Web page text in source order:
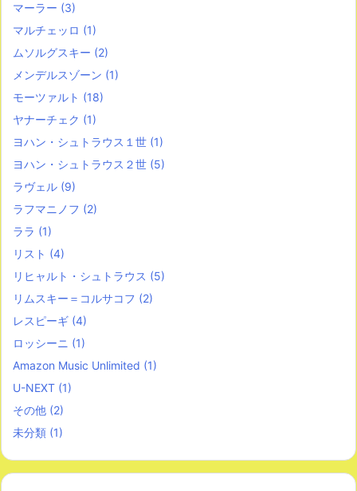
マーラー (3)
マルチェッロ (1)
ムソルグスキー (2)
メンデルスゾーン (1)
モーツァルト (18)
ヤナーチェク (1)
ヨハン・シュトラウス１世 (1)
ヨハン・シュトラウス２世 (5)
ラヴェル (9)
ラフマニノフ (2)
ララ (1)
リスト (4)
リヒャルト・シュトラウス (5)
リムスキー＝コルサコフ (2)
レスピーギ (4)
ロッシーニ (1)
Amazon Music Unlimited (1)
U-NEXT (1)
その他 (2)
未分類 (1)